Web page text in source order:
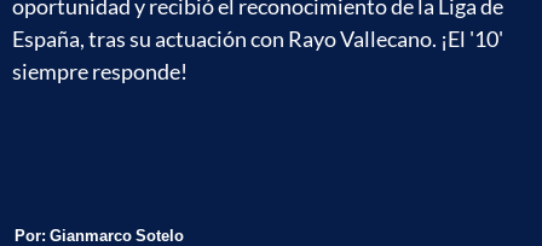
oportunidad y recibió el reconocimiento de la Liga de
España, tras su actuación con Rayo Vallecano. ¡El '10'
siempre responde!
Por: Gianmarco Sotelo